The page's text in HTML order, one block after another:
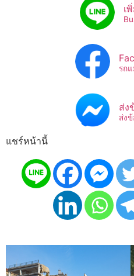
เ
รถ
ส่ง
ส่ง
แชร์หน้านี้